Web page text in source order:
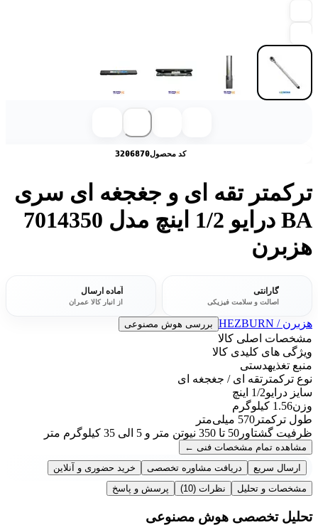
کد محصول3206870
ترکمتر تقه ای و جغجغه ای سری
BA درایو 1/2 اینچ مدل 7014350
هزبرن
گارانتی
اصالت و سلامت فیزیکی
آماده ارسال
از انبار کالا عمران
هزبرن / HEZBURN بررسی هوش مصنوعی
مشخصات اصلی کالا
ویژگی های کلیدی کالا
منبع تغذیهدستی
نوع ترکمتر تقه ای / جغجغه ای
سایز درایو1/2 اینچ
وزن1.56 کیلوگرم
طول ترکمتر 570 میلی‌متر
ظرفیت گشتاور 50 تا 350 نیوتن متر و 5 الی 35 کیلوگرم متر
مشاهده تمام مشخصات فنی ←
ارسال سریع
دریافت مشاوره تخصصی
خرید حضوری و آنلاین
مشخصات و تحلیل
نظرات (10) پرسش و پاسخ
تحلیل تخصصی هوش مصنوعی